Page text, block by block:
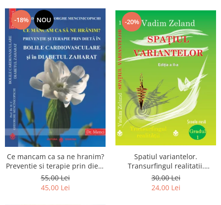
-18% NOU
Ce mancam ca sa ne hranim?
Preventie si terapie prin dieta
in bolile cardiovasculare si in
diabetul zaharat
55,00 Lei
45,00 Lei
-20%
Spatiul variantelor.
Transurfingul realitatii.
Gradul 1. Cum sa ne
dezvoltam intuitia si sa ne
alegem soarta
30,00 Lei
24,00 Lei